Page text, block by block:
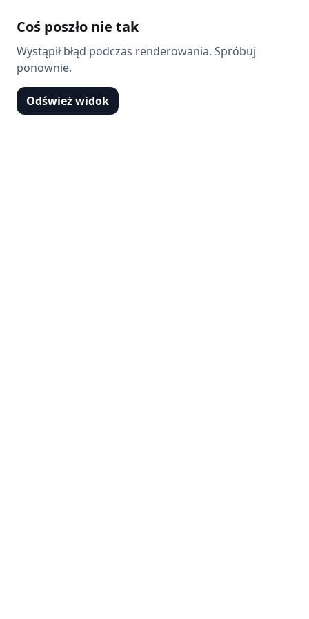
Coś poszło nie tak
Wystąpił błąd podczas renderowania. Spróbuj
ponownie.
Odśwież widok